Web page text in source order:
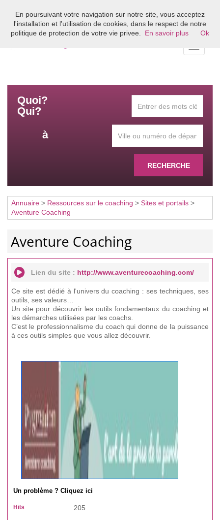
Bienvenue sur l'annuaire du coaching en France
Quoi?
Qui?
à
RECHERCHE
Annuaire > Ressources sur le coaching > Sites et portails >
Aventure Coaching
Aventure Coaching
Lien du site : http://www.aventurecoaching.com/
Ce site est dédié à l'univers du coaching : ses techniques, ses
outils, ses valeurs…
Un site pour découvrir les outils fondamentaux du coaching et
les démarches utilisées par les coachs.
C’est le professionnalisme du coach qui donne de la puissance
à ces outils simples que vous allez découvrir.
Un problème ? Cliquez ici
Hits 205
En poursuivant votre navigation sur notre site, vous acceptez
l'installation et l'utilisation de cookies, dans le respect de notre
politique de protection de votre vie privee.
En savoir plus Ok